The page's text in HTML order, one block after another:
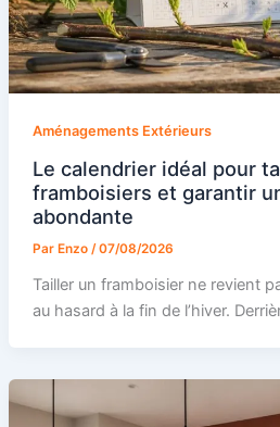
Aménagements Extérieurs
Le calendrier idéal pour
framboisiers et garantir
abondante
Par Enzo /07/08/2026
Tailler un framboisier ne revient
au hasard à la fin de l’hiver.